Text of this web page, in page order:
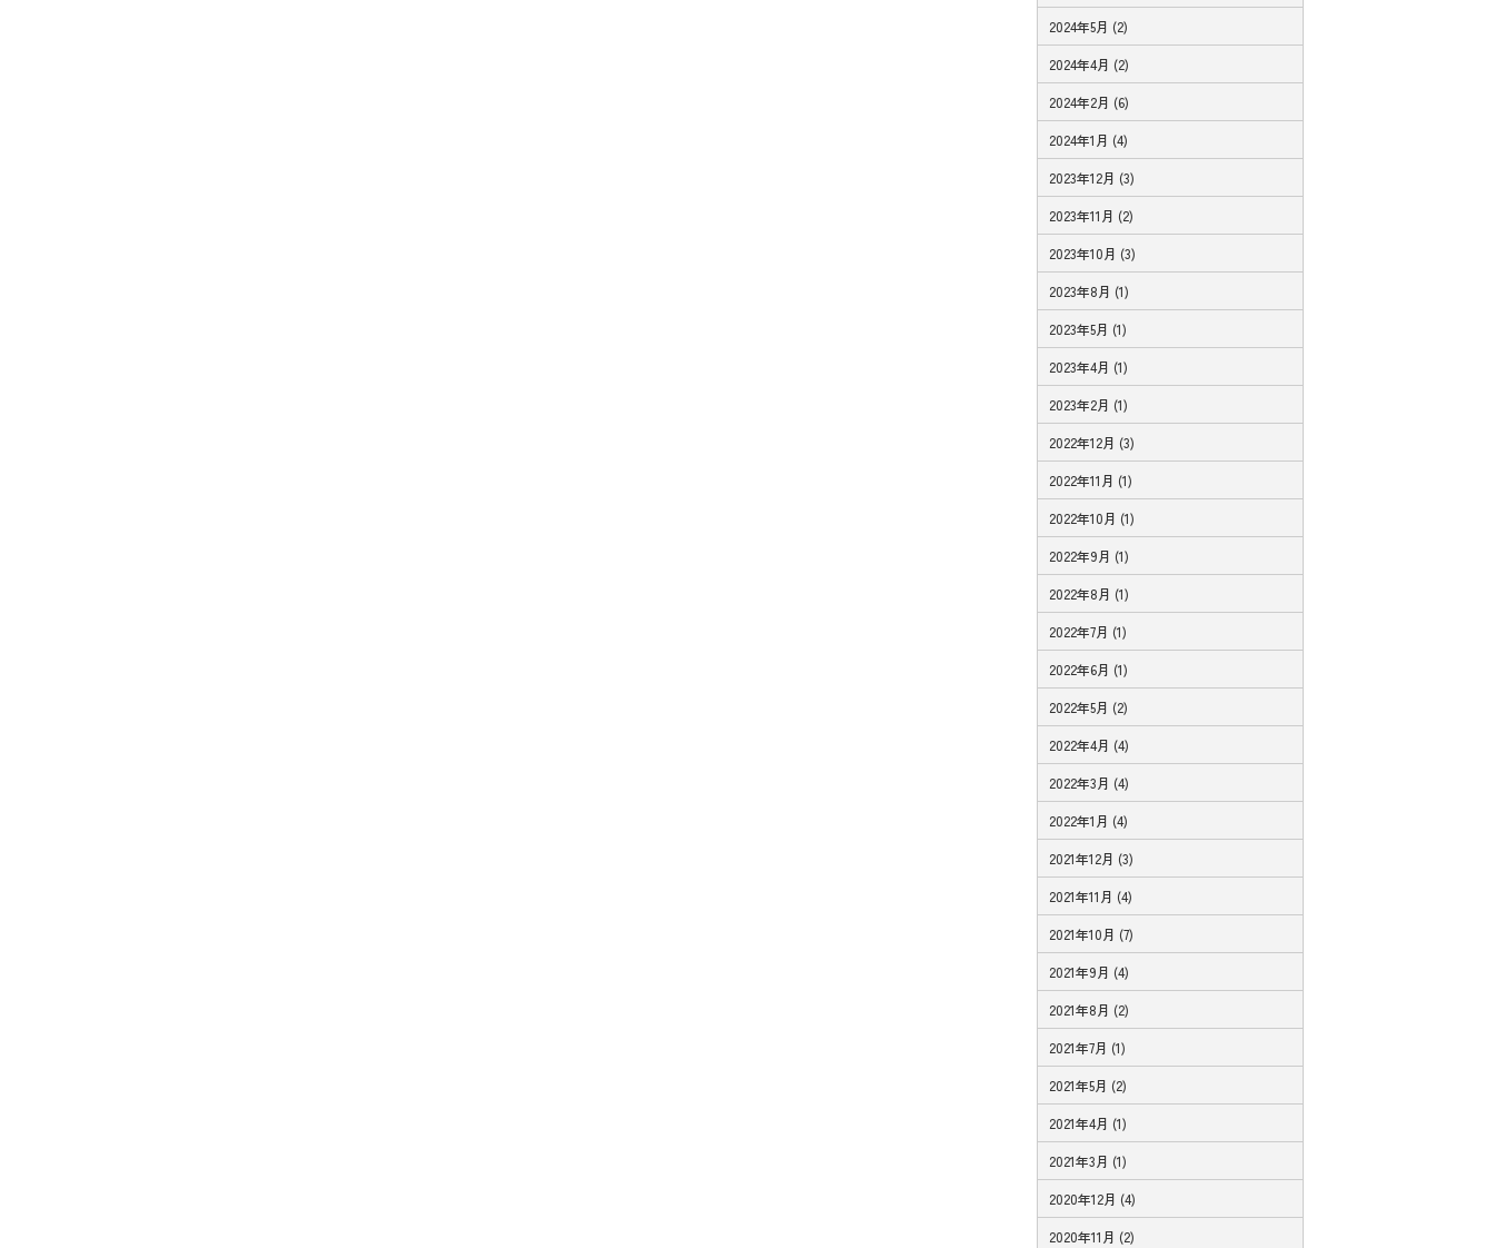
2024年5月 (2)
2024年4月 (2)
2024年2月 (6)
2024年1月 (4)
2023年12月 (3)
2023年11月 (2)
2023年10月 (3)
2023年8月 (1)
2023年5月 (1)
2023年4月 (1)
2023年2月 (1)
2022年12月 (3)
2022年11月 (1)
2022年10月 (1)
2022年9月 (1)
2022年8月 (1)
2022年7月 (1)
2022年6月 (1)
2022年5月 (2)
2022年4月 (4)
2022年3月 (4)
2022年1月 (4)
2021年12月 (3)
2021年11月 (4)
2021年10月 (7)
2021年9月 (4)
2021年8月 (2)
2021年7月 (1)
2021年5月 (2)
2021年4月 (1)
2021年3月 (1)
2020年12月 (4)
2020年11月 (2)